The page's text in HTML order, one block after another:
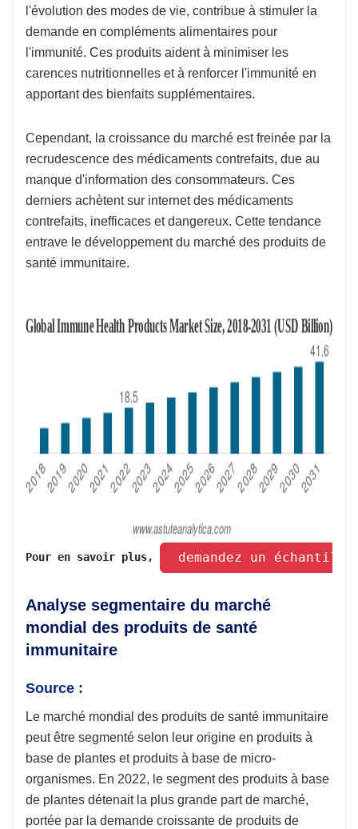
l'évolution des modes de vie, contribue à stimuler la
demande en compléments alimentaires pour
l'immunité. Ces produits aident à minimiser les
carences nutritionnelles et à renforcer l'immunité en
apportant des bienfaits supplémentaires.
Cependant, la croissance du marché est freinée par la
recrudescence des médicaments contrefaits, due au
manque d'information des consommateurs. Ces
derniers achètent sur internet des médicaments
contrefaits, inefficaces et dangereux. Cette tendance
entrave le développement du marché des produits de
santé immunitaire.
Pour en savoir plus, demandez un
Analyse segmentaire du marché
mondial des produits de santé
immunitaire
Source :
Le marché mondial des produits de santé immunitaire
peut être segmenté selon leur origine en produits à
base de plantes et produits à base de micro-
organismes. En 2022, le segment des produits à base
de plantes détenait la plus grande part de marché,
portée par la demande croissante de produits de